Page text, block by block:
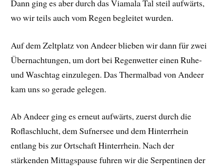
Dann ging es aber durch das Viamala Tal steil aufwärts,
wo wir teils auch vom Regen begleitet wurden.
Auf dem Zeltplatz von Andeer blieben wir dann für zwei
Übernachtungen, um dort bei Regenwetter einen Ruhe-
und Waschtag einzulegen. Das Thermalbad von Andeer
kam uns so gerade gelegen.
Ab Andeer ging es erneut aufwärts, zuerst durch die
Roflaschlucht, dem Sufnersee und dem Hinterrhein
entlang bis zur Ortschaft Hinterrhein. Nach der
stärkenden Mittagspause fuhren wir die Serpentinen der